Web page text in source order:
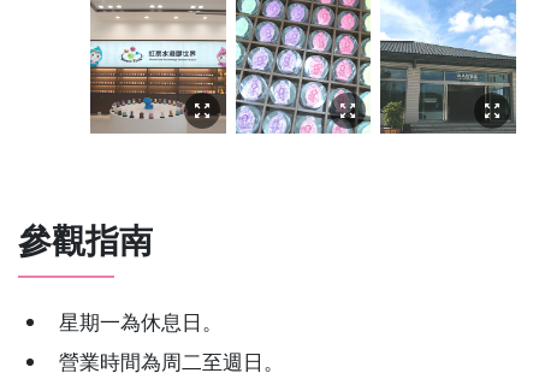
參觀指南
星期一為休息日。
營業時間為周二至週日。